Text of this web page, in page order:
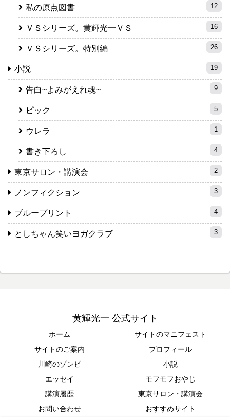
私の原点図書 12
ＶＳシリーズ。黄輝光一ＶＳ 16
ＶＳシリーズ。特別編 26
小説 19
告白~よみがえれ魂~ 9
ピック 5
ウレラ 1
書き下ろし 4
東京サロン・講演会 2
ノンフィクション 3
ブループリント 4
としちゃん笑いヨガクラブ 3
黄輝光一 公式サイト
ホーム
サイトのマニフェスト
サイトのご案内
プロフィール
川崎のゾンビ
小説
エッセイ
モフモフおやじ
講演履歴
東京サロン・講演会
お問い合わせ
おすすめサイト